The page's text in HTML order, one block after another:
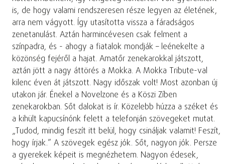
is, de hogy valami rendszeresen része legyen az életének,
arra nem vágyott. Így utasította vissza a fáradságos
zenetanulást. Aztán harmincévesen csak felment a
színpadra, és - ahogy a fiatalok mondják – leénekelte a
közönség fejéről a hajat. Amatőr zenekarokkal játszott,
aztán jött a nagy áttörés a Mokka. A Mokka Tribute-val
kilenc éven át játszott. Nagy időszak volt! Most azonban új
utakon jár. Énekel a Novelzone és a Köszi Zíben
zenekarokban. Sőt dalokat is ír. Közelebb húzza a széket és
a kihült kapucsínónk felett a telefonján szövegeket mutat.
„Tudod, mindig feszít itt belül, hogy csináljak valamit! Feszít,
hogy írjak.” A szövegek egész jók. Sőt, nagyon jók. Persze
a gyerekek képeit is megnézhetem. Nagyon édesek,